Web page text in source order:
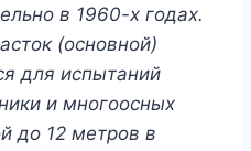
в 1960-х годах.
(основной)
для испытаний
и многоосных
до 12 метров в